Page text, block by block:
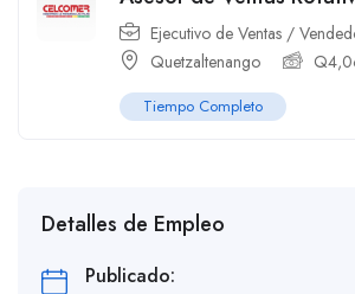
Ejecutivo de Ventas /
Quetzaltenango
Q
Tiempo Completo
Detalles de Empleo
Publicado: